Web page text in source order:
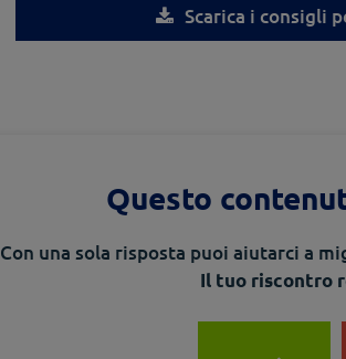
Scarica i consigli
Questo
Con una sola risposta puoi aiutarci a
Il tuo riscontro